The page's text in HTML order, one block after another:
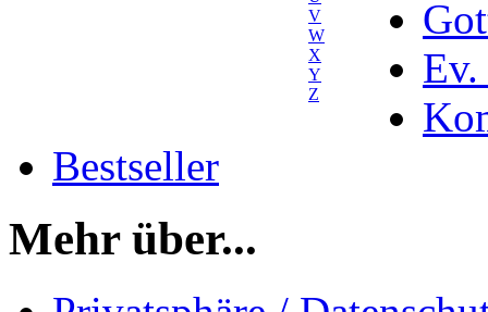
V
W
X
Y
Z
Ev.
Bestseller
Mehr über...